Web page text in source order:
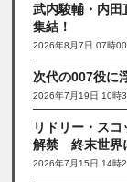
武内駿輔・内
集結！
2026年8月7日 07時
次代の007役に
2026年7月19日 10時
リドリー・ス
解禁 終末世界
2026年7月15日 14時